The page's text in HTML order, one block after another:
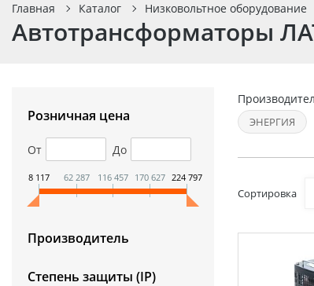
Главная Каталог Низковольтное оборудование
Автотрансформаторы
Розничная цена
От До
8 117 62 287 116 457 170 627 224 797
Производитель
Степень защиты (IP)
ЭНЕРГИЯ
Сортировка